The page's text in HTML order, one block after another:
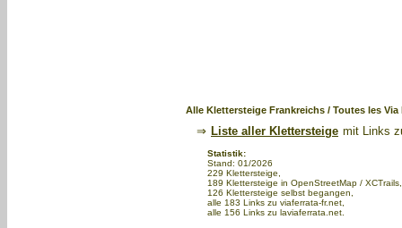
Alle Klettersteige Frankreichs / Toutes les Via
⇒ Liste aller Klettersteige mit Links
Statistik:
Stand: 01/2026
229 Klettersteige,
189 Klettersteige in OpenStreetMap / XCTrails,
126 Klettersteige selbst begangen,
alle 183 Links zu viaferrata-fr.net,
alle 156 Links zu laviaferrata.net.